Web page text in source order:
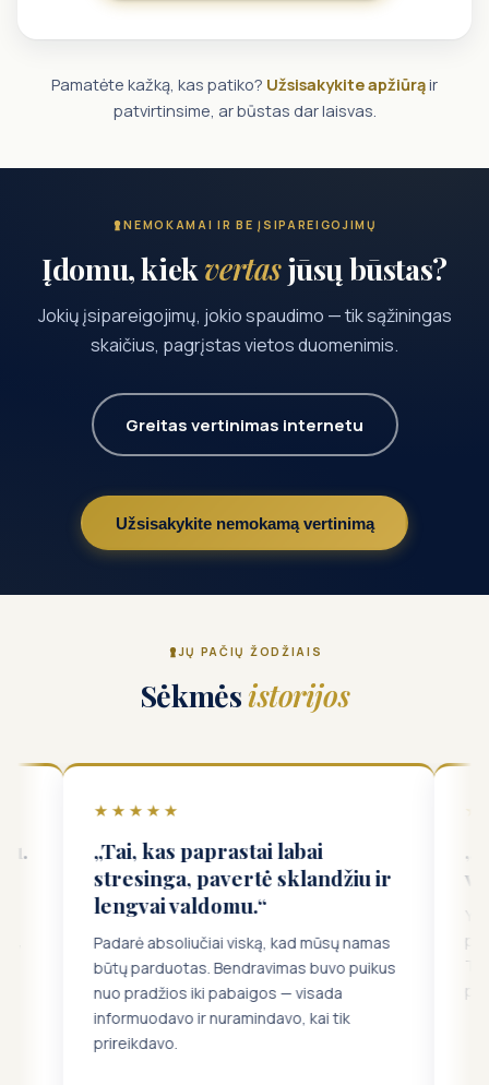
Pamatėte kažką, kas patiko? Užsisakykite apžiūrąir
patvirtinsime, ar būstas dar laisvas.
NEMOKAMAI IR BE ĮSIPAREIGOJIMŲ
Įdomu, kiekvertasjūsų būstas?
Jokių įsipareigojimų, jokio spaudimo — tik sąžiningas
skaičius, pagrįstas vietos duomenimis.
Greitas vertinimas internetu
Užsisakykite nemokamą vertinimą
JŲ PAČIŲ ŽODŽIAIS
Sėkmėsistorijos
paprastai labai
pavertė sklandžiu ir
valdomu.“
absoliučiai viską, kad mūsų namas
Bendravimas buvo puikus
iki pabaigos — visada
ir nuramindavo, kai tik
„Visada vienu
viskas judėjo
Ypatingas ačiū
palaikanti ir
Tai, kas galėjo būti
paprasta ir gerai